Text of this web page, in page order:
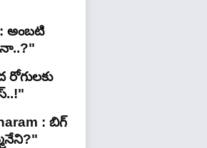
అంబటి
: బిగ్